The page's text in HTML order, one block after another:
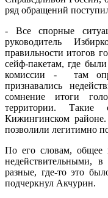
ряд обращений
- Все спорные
руководитель
правильности итогов
сейф-пакетам, где
комиссии - там
признавались
сомнение итоги
территории.
Кижингинском
позволили легитимно
По его словам, общее
недействительными,
разные, где-то это
подчеркнул Акчурин.